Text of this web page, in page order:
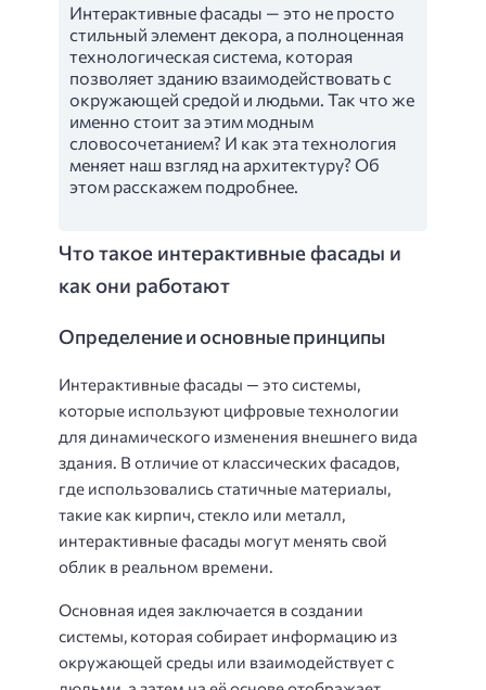
Интерактивные фасады — это не просто
стильный элемент декора, а полноценная
технологическая система, которая
позволяет зданию взаимодействовать с
окружающей средой и людьми. Так что же
именно стоит за этим модным
словосочетанием? И как эта технология
меняет наш взгляд на архитектуру? Об
этом расскажем подробнее.
Что такое интерактивные фасады и
как они работают
Определение и основные принципы
Интерактивные фасады — это системы,
которые используют цифровые технологии
для динамического изменения внешнего вида
здания. В отличие от классических фасадов,
где использовались статичные материалы,
такие как кирпич, стекло или металл,
интерактивные фасады могут менять свой
облик в реальном времени.
Основная идея заключается в создании
системы, которая собирает информацию из
окружающей среды или взаимодействует с